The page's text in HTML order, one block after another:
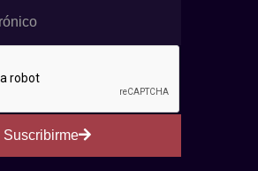
Suscribirme